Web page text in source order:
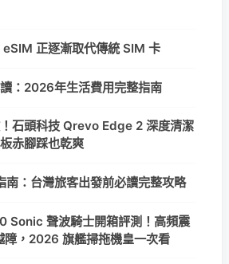
正逐漸取代傳統 SIM 卡
：2026年生活費用完整指南
石頭科技 Qrevo Edge 2 深度清潔
赤腳踩也乾爽
：台灣旅客出發前必讀完整攻略
Sonic 聲波騎士開箱評測！高頻震
，2026 旗艦掃拖機皇一次看